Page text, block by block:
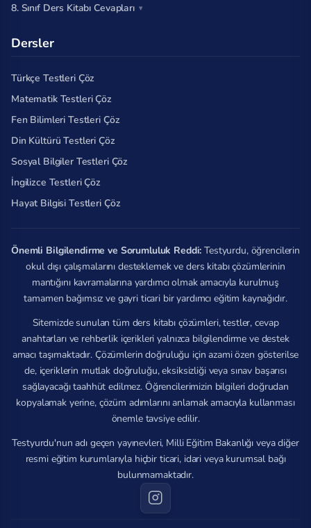
8. Sınıf Ders Kitabı Cevapları
Dersler
Türkçe Testleri Çöz
Matematik Testleri Çöz
Fen Bilimleri Testleri Çöz
Din Kültürü Testleri Çöz
Sosyal Bilgiler Testleri Çöz
İngilizce Testleri Çöz
Hayat Bilgisi Testleri Çöz
Önemli Bilgilendirme ve Sorumluluk Reddi: Testyurdu, öğrencilerin
okul dışı çalışmalarını desteklemek ve ders kitabı çözümlerinin
mantığını kavramalarına yardımcı olmak amacıyla kurulmuş
tamamen bağımsız ve gayri ticari bir yardımcı eğitim kaynağıdır.
Sitemizde sunulan tüm ders kitabı çözümleri, testler, cevap
anahtarları ve rehberlik içerikleri yalnızca bilgilendirme ve destek
amacı taşımaktadır. Çözümlerin doğruluğu için azami özen gösterilse
de, içeriklerin mutlak doğruluğu, eksiksizliği veya sınav başarısı
sağlayacağı taahhüt edilmez. Öğrencilerimizin bilgileri doğrudan
kopyalamak yerine, çözüm adımlarını anlamak amacıyla kullanması
önemle tavsiye edilir.
Testyurdu'nun adı geçen yayınevleri, Milli Eğitim Bakanlığı veya diğer
resmi eğitim kurumlarıyla hiçbir ticari, idari veya kurumsal bağı
bulunmamaktadır.